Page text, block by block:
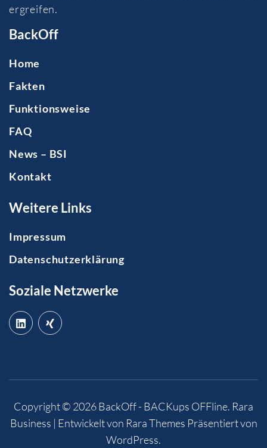
ergreifen.
BackOff
Home
Fakten
Funktionsweise
FAQ
News – BSI
Kontakt
Weitere Links
Impressum
Datenschutzerklärung
Soziale Netzwerke
Copyright © 2026BackOff - BACKups OFFline. Rara
Business | Entwickelt von Rara Themes Präsentiert von
WordPress.